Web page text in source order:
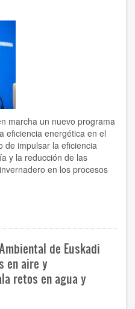
marcha un nuevo programa
eficiencia energética en el
de impulsar la eficiencia
y la reducción de las
en los procesos
de Euskadi
en aire y
retos en agua y